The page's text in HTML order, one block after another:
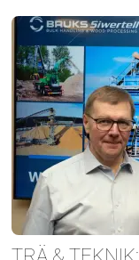
TRÄ & TEKNIK: